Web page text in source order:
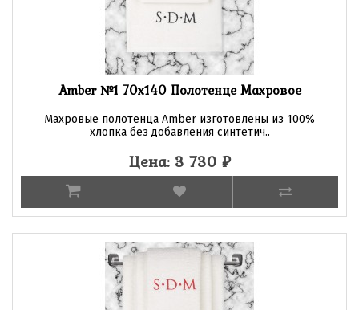
Amber №1 70х140 Полотенце Махровое
Махровые полотенца Amber изготовлены из 100%
хлопка без добавления синтетич..
Цена: 3 730 ₽